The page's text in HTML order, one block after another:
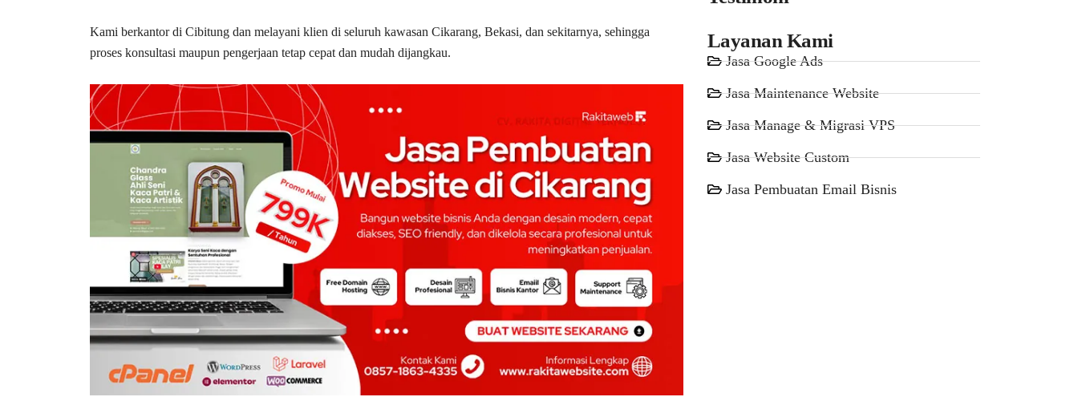
Kami berkantor di Cibitung dan melayani klien di seluruh kawasan Cikarang, Bekasi, dan sekitarnya, sehingga
proses konsultasi maupun pengerjaan tetap cepat dan mudah dijangkau.
Layanan Kami
Jasa Google Ads
Jasa Maintenance Website
Jasa Manage & Migrasi VPS
Jasa Website Custom
Jasa Pembuatan Email Bisnis